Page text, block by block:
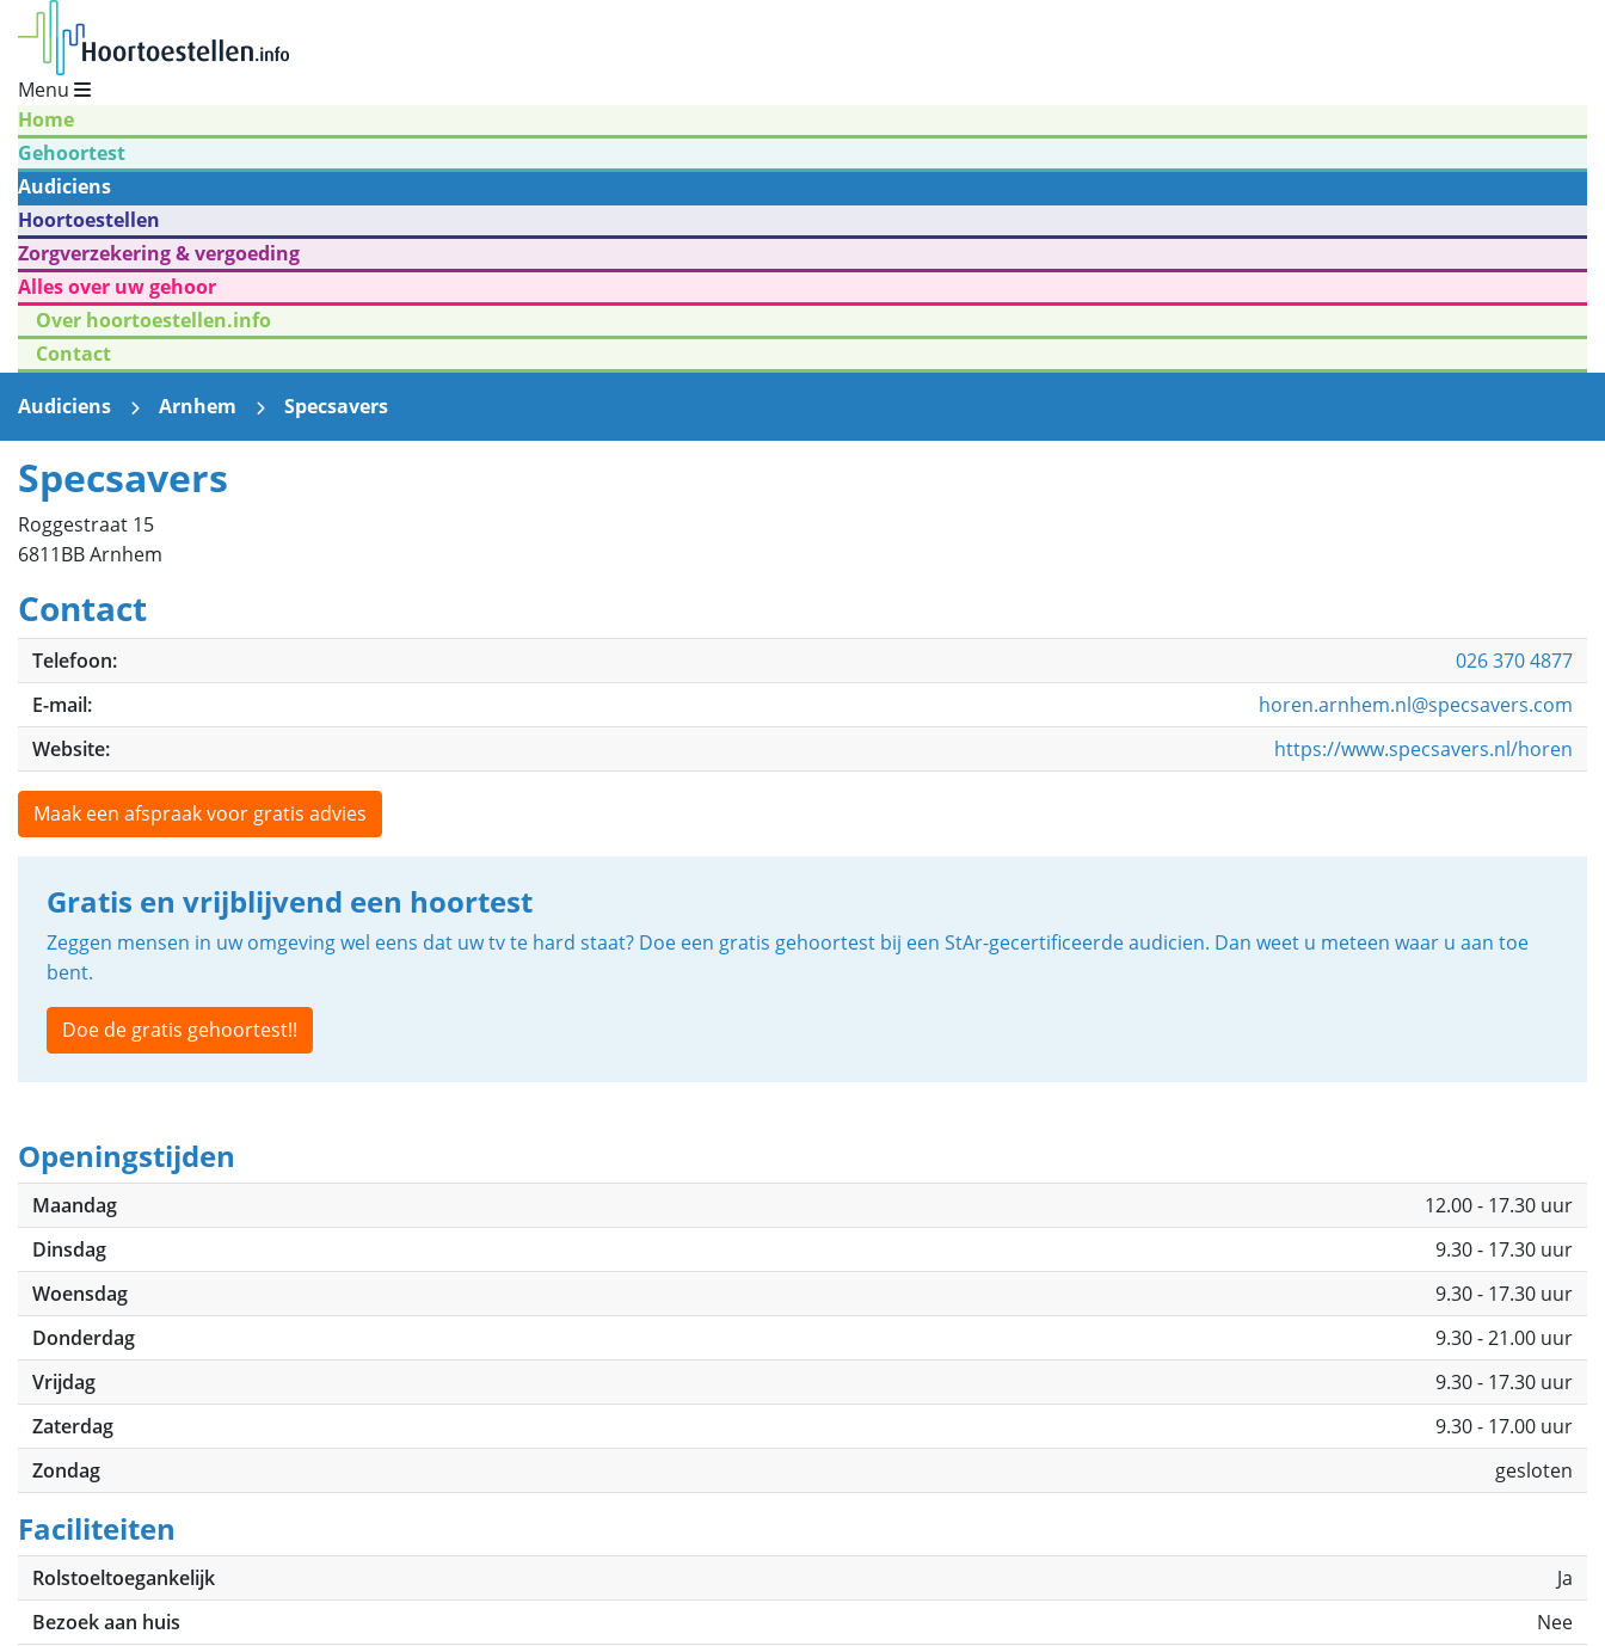
Menu
Home
Gehoortest
Audiciens
Hoortoestellen
Zorgverzekering & vergoeding
Alles over uw gehoor
Over hoortoestellen.info
Contact
Audiciens
Arnhem Specsavers
Specsavers
Roggestraat 15
6811BB Arnhem
Contact
Telefoon:
026 370 4877
E-mail:
horen.arnhem.nl@specsavers.com
Website:
https://www.specsavers.nl/horen
Maak een afspraak voor gratis advies
Gratis en vrijblijvend een hoortest
Zeggen mensen in uw omgeving wel eens dat uw tv te hard staat? Doe een gratis gehoortest bij een StAr-gecertificeerde audicien. Dan weet u meteen waar u aan toe
bent.
Doe de gratis gehoortest!!
Openingstijden
Maandag
12.00 - 17.30 uur
Dinsdag
9.30 - 17.30 uur
Woensdag
9.30 - 17.30 uur
Donderdag
9.30 - 21.00 uur
Vrijdag
9.30 - 17.30 uur
Zaterdag
9.30 - 17.00 uur
Zondag
gesloten
Faciliteiten
Rolstoeltoegankelijk
Ja
Bezoek aan huis
Nee